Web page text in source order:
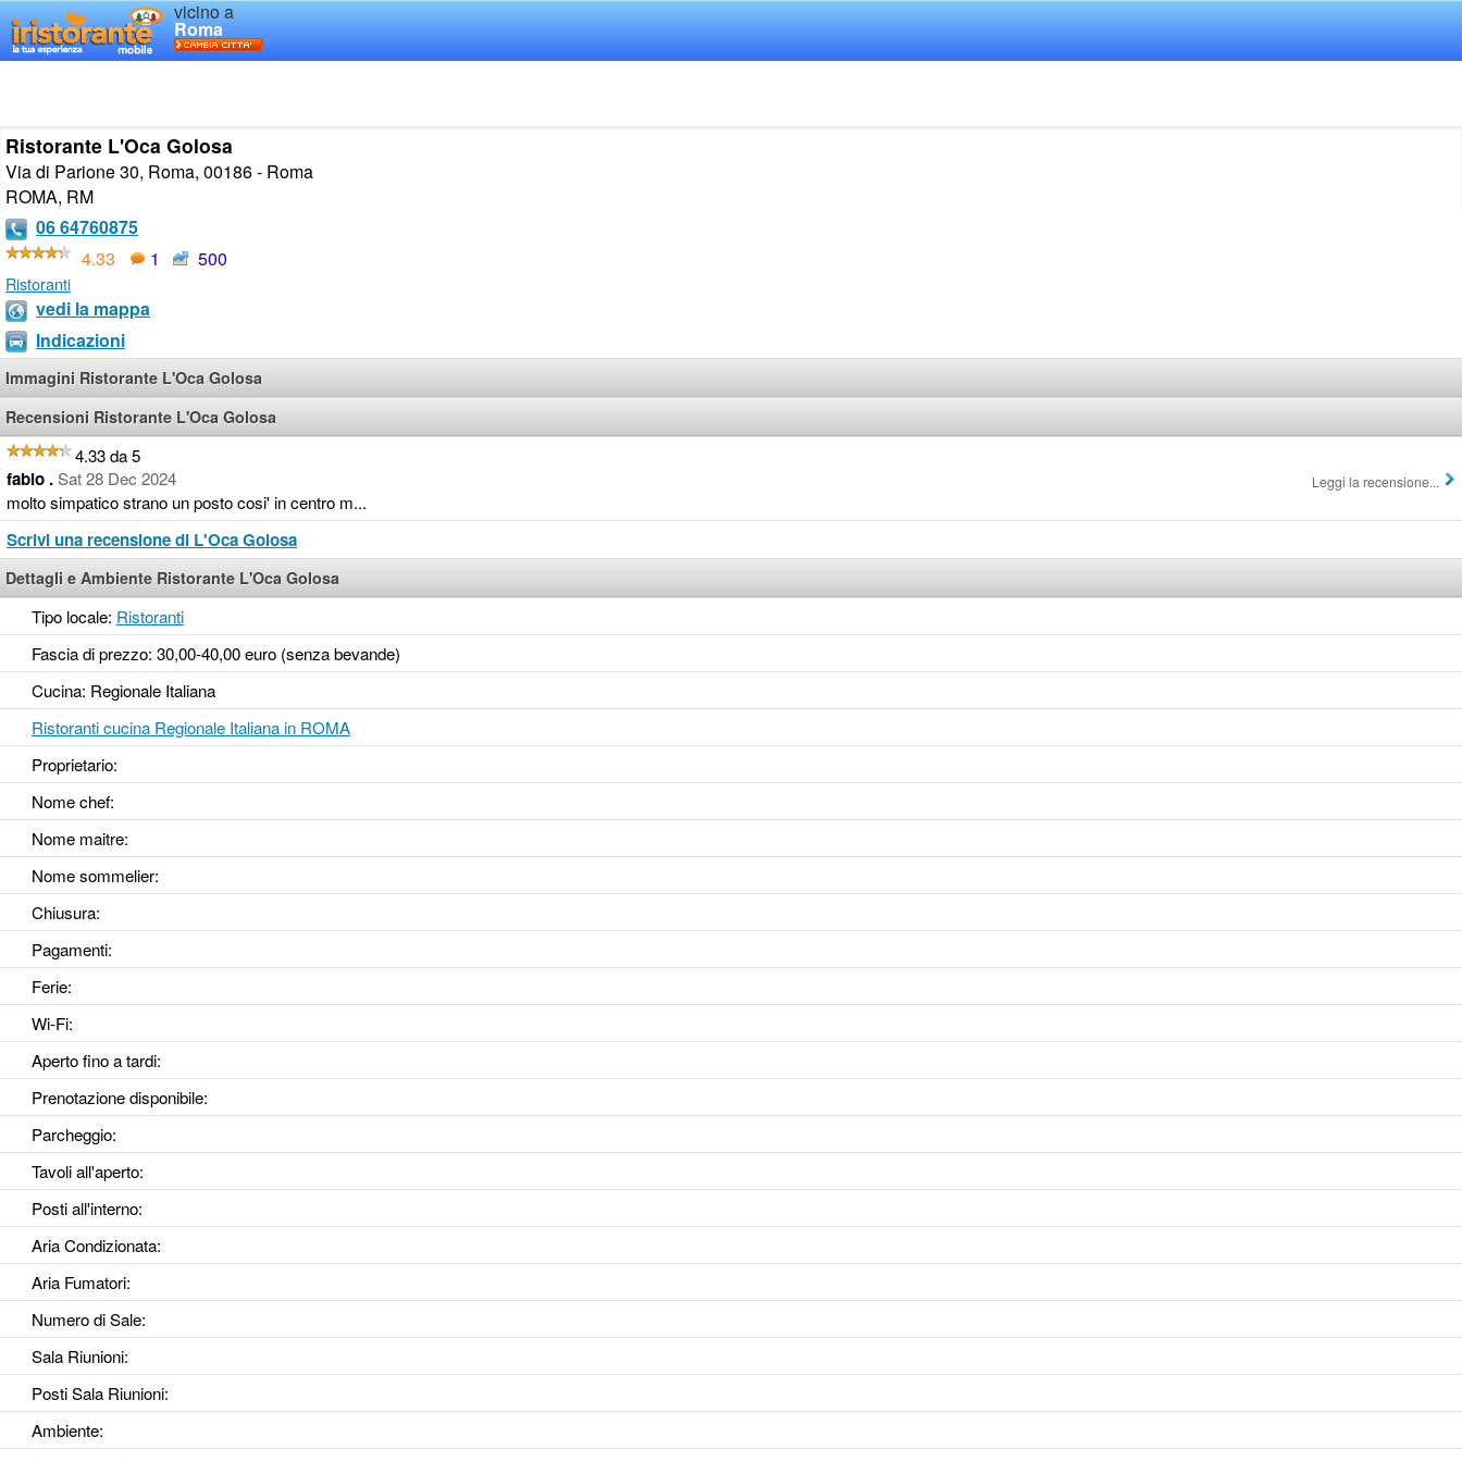
vicino a
Roma
Ristorante L'Oca Golosa
Via di Parione 30, Roma, 00186 - Roma
ROMA, RM
06 64760875
4.33
1 500
Ristoranti
vedi la mappa
Indicazioni
Immagini Ristorante L'Oca Golosa
Recensioni Ristorante L'Oca Golosa
4.33 da 5
fabio .Sat 28 Dec 2024
molto simpatico strano un posto cosi' in centro m...
Leggi la recensione...
Scrivi una recensione di L'Oca Golosa
Dettagli e Ambiente Ristorante L'Oca Golosa
Tipo locale: Ristoranti
Fascia di prezzo: 30,00-40,00 euro (senza bevande)
Cucina: Regionale Italiana
Ristoranti cucina Regionale Italiana in ROMA
Proprietario:
Nome chef:
Nome maitre:
Nome sommelier:
Chiusura:
Pagamenti:
Ferie:
Wi-Fi:
Aperto fino a tardi:
Prenotazione disponibile:
Parcheggio:
Tavoli all'aperto:
Posti all'interno:
Aria Condizionata:
Aria Fumatori:
Numero di Sale:
Sala Riunioni:
Posti Sala Riunioni:
Ambiente: